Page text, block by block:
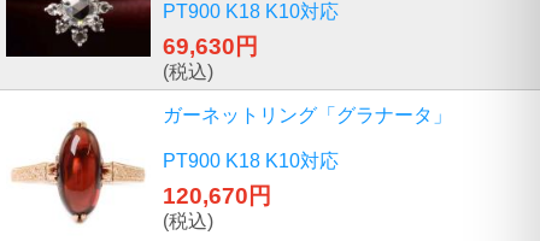
PT900 K18 K10対応
69,630円
(税込)
ガーネットリング「グラナータ」
PT900 K18 K10対応
120,670円
(税込)